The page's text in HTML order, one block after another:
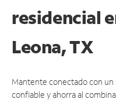
residencial
Leona, TX
Mantente conectado con
confiable y ahorra al